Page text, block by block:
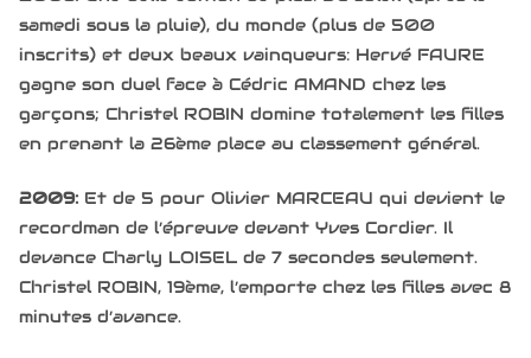
samedi sous la pluie), du monde (plus de 500
inscrits) et deux beaux vainqueurs: Hervé FAURE
gagne son duel face à Cédric AMAND chez les
garçons; Christel ROBIN domine totalement les filles
en prenant la 26ème place au classement général.
2009: Et de 5 pour Olivier MARCEAU qui devient le
recordman de l’épreuve devant Yves Cordier. Il
devance Charly LOISEL de 7 secondes seulement.
Christel ROBIN, 19ème, l’emporte chez les filles avec 8
minutes d’avance.